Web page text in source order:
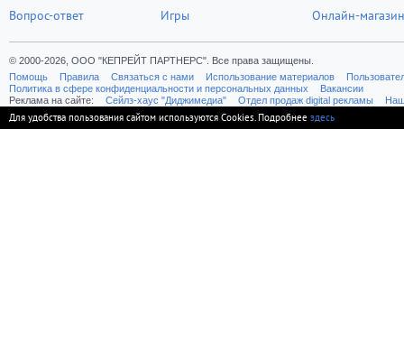
Вопрос-ответ
Игры
Онлайн-магазин
© 2000-2026, ООО "КЕПРЕЙТ ПАРТНЕРС". Все права защищены.
Помощь
Правила Связаться с нами Использование материалов
Политика в сфере конфиденциальности и персональных данных
Вакансии
Реклама на сайте:
Cейлз-хаус "Диджимедиа" Отдел продаж digital рекламы
Для удобства пользования сайтом используются Cookies. Подробнее здесь